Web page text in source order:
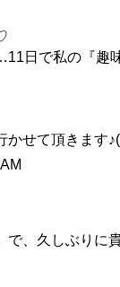
日で私の『趣
かせて頂きます
で、久しぶりに